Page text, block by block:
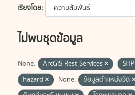
เรียงโดย
ไม่พบชุดข้อมูล
None: ArcGIS Rest Services SHP
hazard
None:
ข้อมูลตำแหน่งวัด